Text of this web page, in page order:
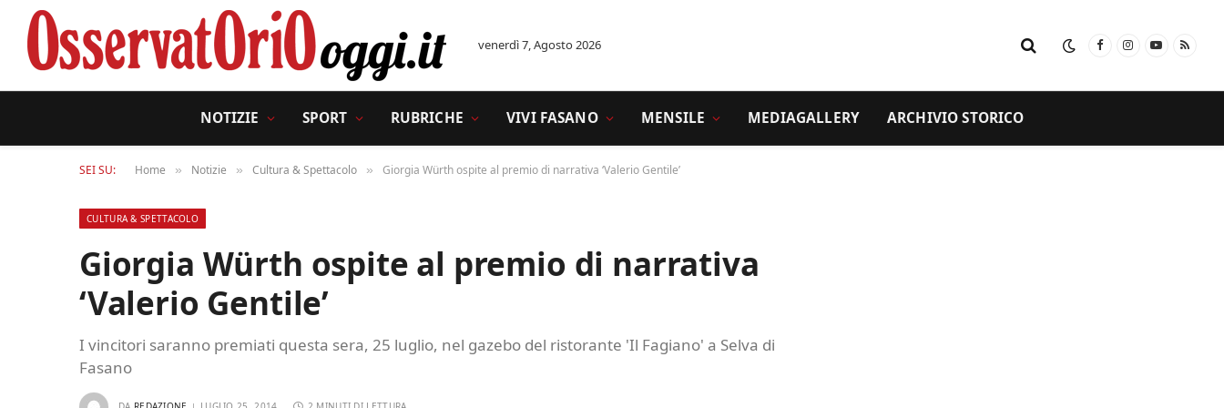
venerdì 7, Agosto 2026 FacebookInstagram
YouTube
RSS
NOTIZIE SPORT RUBRICHE VIVI FASANO MENSILE MEDIAGALLERY ARCHIVIO STORICO
SEI SU: Home » Notizie » Cultura & Spettacolo » Giorgia Würth ospite al premio di narrativa ‘Valerio Gentile’
CULTURA & SPETTACOLO
Giorgia Würth ospite al premio di narrativa
‘Valerio Gentile’
I vincitori saranno premiati questa sera, 25 luglio, nel gazebo del ristorante 'Il Fagiano' a Selva di
Fasano